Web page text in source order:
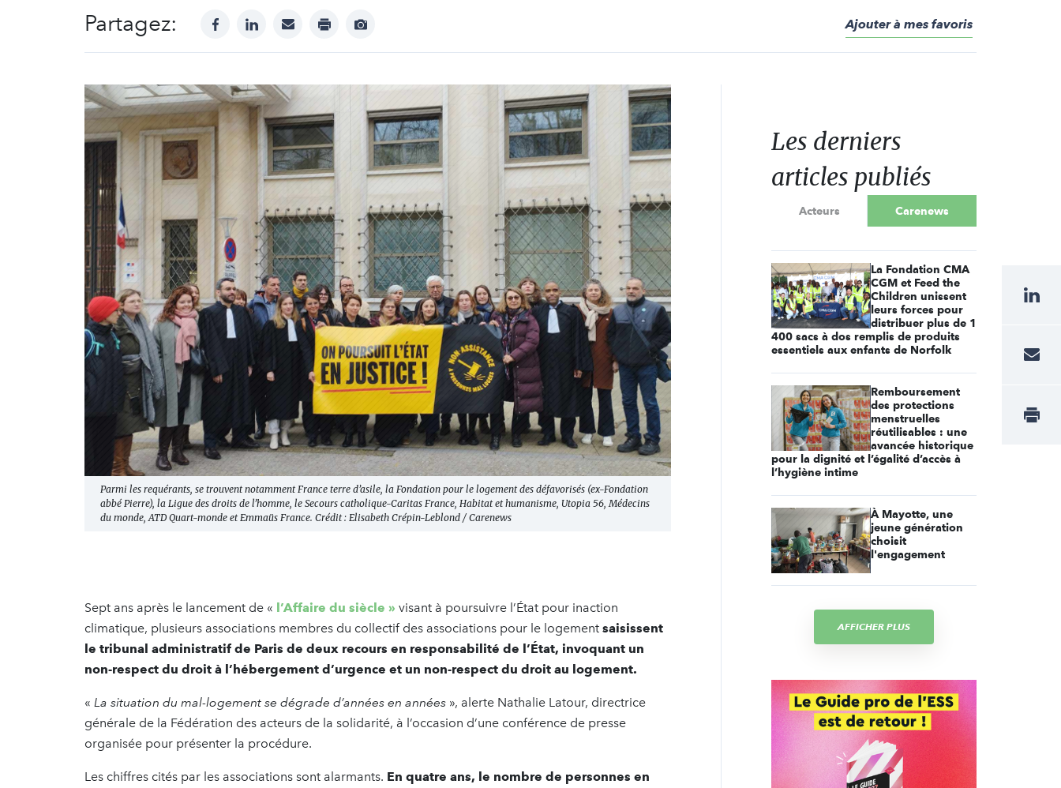
Partagez: facebooklinkedinmail print
Afficher
Ajouter à mes favoris
Parmi les requérants, se trouvent notamment France terre d’asile, la Fondation pour le logement des défavorisés (ex-Fondation
abbé Pierre), la Ligue des droits de l’homme, le Secours catholique-Caritas France, Habitat et humanisme, Utopia 56, Médecins
du monde, ATD Quart-monde et Emmaüs France. Crédit : Elisabeth Crépin-Leblond / Carenews
Sept ans après le lancement de « l’Affaire du siècle » visant à poursuivre l’État pour inaction
climatique, plusieurs associations membres du collectif des associations pour le logement saisissent
le tribunal administratif de Paris de deux recours en responsabilité de l’État, invoquant un
non-respect du droit à l’hébergement d’urgence et un non-respect du droit au logement.
« La situation du mal-logement se dégrade d’années en années », alerte Nathalie Latour, directrice
générale de la Fédération des acteurs de la solidarité, à l’occasion d’une conférence de presse
organisée pour présenter la procédure.
Les chiffres cités par les associations sont alarmants. En quatre ans, le nombre de personnes en
Les derniers
articles publiés
Acteurs Carenews
La Fondation CMA
CGM et Feed the
Children unissent
leurs forces pour
distribuer plus de 1
400 sacs à dos remplis de produits
essentiels aux enfants de Norfolk
Remboursement
des protections
menstruelles
réutilisables : une
avancée historique
pour la dignité et l’égalité d’accès à
l’hygiène intime
À Mayotte, une
jeune génération
choisit
l'engagement
AFFICHER PLUS